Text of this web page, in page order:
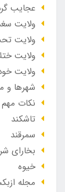
عجایب
ولایت
ولایت
ولایت
ولایت
شهرها و
نکات
تاشکند
سمرقند
بخارای
خیوه
مجله